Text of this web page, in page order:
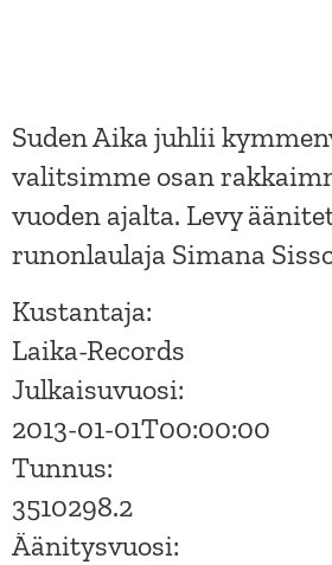
Suden Aika juhlii
valitsimme osan
vuoden ajalta. Levy
runonlaulaja Simana
Kustantaja:
Laika-Records
Julkaisuvuosi:
2013-01-01T00:00:00
Tunnus:
3510298.2
Äänitysvuosi: